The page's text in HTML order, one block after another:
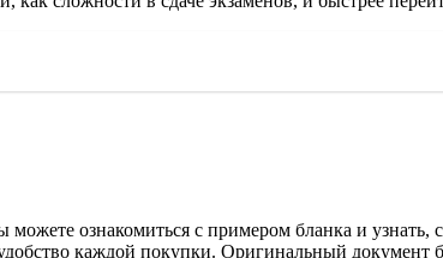
ознакомиться с примером бланка и узнать,
каждой покупки. Оригинальный документ